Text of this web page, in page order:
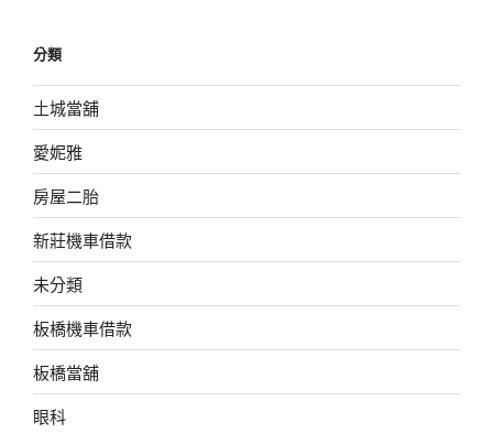
分類
土城當舖
愛妮雅
房屋二胎
新莊機車借款
未分類
板橋機車借款
板橋當舖
眼科